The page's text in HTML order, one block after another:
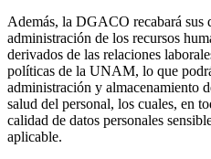
Además, la DGACO recabará sus
administración de los recursos
derivados de las relaciones
políticas de la UNAM, lo que
administración y almacenamiento
salud del personal, los cuales, en
calidad de datos personales
aplicable.